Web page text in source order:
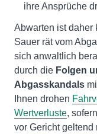
ihre Ansprüche
Abwarten ist daher
Sauer rät vom
sich anwaltlich
durch die Folgen
Abgasskandals
Ihnen drohen
Wertverluste,
vor Gericht geltend